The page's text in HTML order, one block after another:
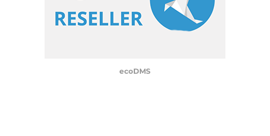
ecoDMS